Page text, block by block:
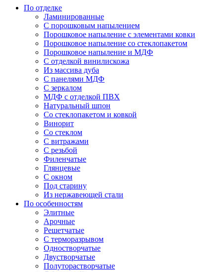
По отделке
Ламинированные
С порошковым напылением
Порошковое напыление с элементами ковки
Порошковое напыление со стеклопакетом
Порошковое напыление и МДФ
С отделкой винилискожа
Из массива дуба
С панелями МДФ
С зеркалом
МДФ с отделкой ПВХ
Натуральный шпон
Со стеклопакетом и ковкой
Винорит
Со стеклом
С витражами
С резьбой
Филенчатые
Глянцевые
С окном
Под старину
Из нержавеющей стали
По особенностям
Элитные
Арочные
Решетчатые
С терморазрывом
Одностворчатые
Двустворчатые
Полуторастворчатые